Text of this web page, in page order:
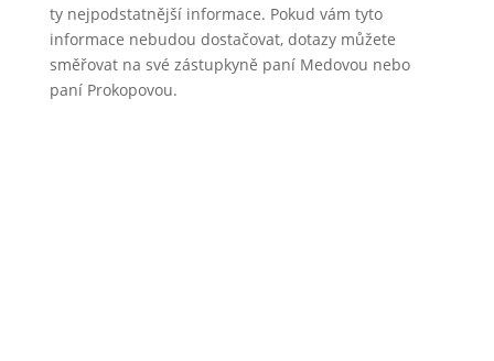
ty nejpodstatnější informace. Pokud vám tyto
informace nebudou dostačovat, dotazy můžete
směřovat na své zástupkyně paní Medovou nebo
paní Prokopovou.